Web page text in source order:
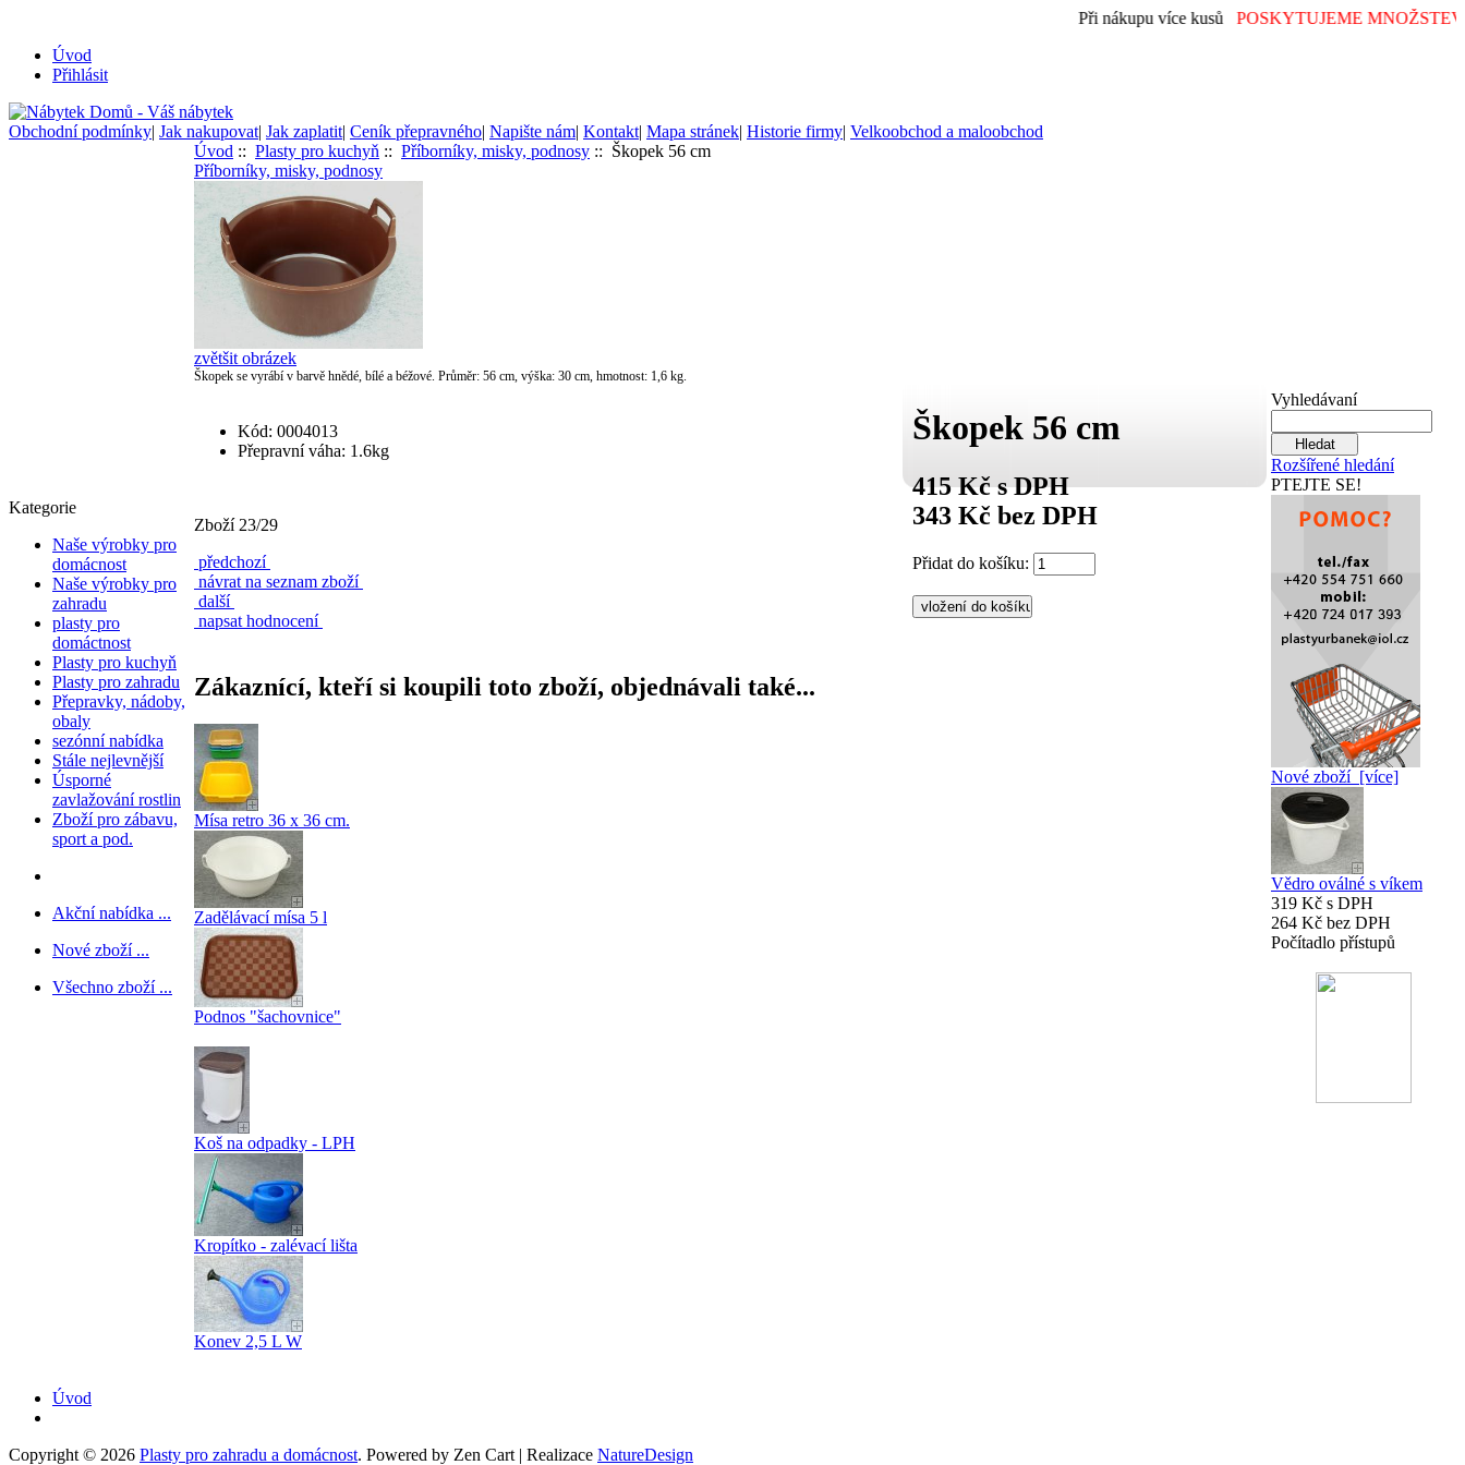
Při nákupu více kusůPOSKYTUJEME
Úvod
Přihlásit
Obchodní podmínky| Jak nakupovat| Jak zaplatit| Ceník přepravného| Napište nám| Kontakt| Mapa stránek| Historie firmy| Velkoobchod a maloobchod
Kategorie
Naše výrobky pro
domácnost
Naše výrobky pro
zahradu
plasty pro
domáctnost
Plasty pro kuchyň
Plasty pro zahradu
Přepravky, nádoby,
obaly
sezónní nabídka
Stále nejlevnější
Úsporné
zavlažování rostlin
Zboží pro zábavu,
sport a pod.
Akční nabídka ...
Nové zboží ...
Všechno zboží ...
Úvod :: Plasty pro kuchyň :: Příborníky, misky, podnosy :: Škopek 56 cm
Příborníky, misky, podnosy
zvětšit obrázek
Škopek 56 cm
415 Kč s DPH
343 Kč bez DPH
Přidat do košíku:
Škopek se vyrábí v barvě hnědé, bílé a béžové. Průměr: 56 cm, výška: 30 cm, hmotnost: 1,6 kg.
Kód: 0004013
Přepravní váha: 1.6kg
Zboží 23/29
předchozí
návrat na seznam zboží
další
napsat hodnocení
Zákaznící, kteří si koupili toto zboží, objednávali také...
Mísa retro 36 x 36 cm.
Zadělávací mísa 5 l
Podnos "šachovnice"
Koš na odpadky - LPH
Kropítko - zalévací lišta
Konev 2,5 L W
Vyhledávaní
Rozšířené hledání
PTEJTE SE!
Nové zboží [více]
Vědro oválné s víkem
319 Kč s DPH
264 Kč bez DPH
Počítadlo přístupů
Úvod
Copyright © 2026 Plasty pro zahradu a domácnost. Powered by Zen Cart | Realizace NatureDesign